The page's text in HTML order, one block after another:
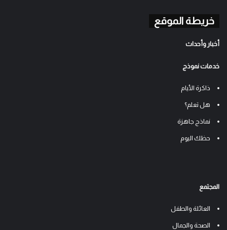
خريطة الموقع
أخبار وأحداث
خدمات نموذج
ذاكرة الأيام
هل تعلم؟
نماذج جاهزة
حظك اليوم
المجتمع
العائلة والطفل
الصحة والجمال